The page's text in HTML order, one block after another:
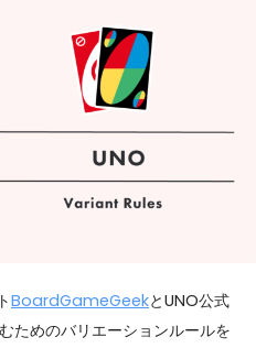
BoardGameGeekとUNO公式
ためのバリエーションルールを